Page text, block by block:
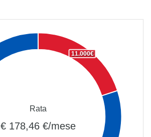
11.000€
Rata
€ 178,46 €/mese